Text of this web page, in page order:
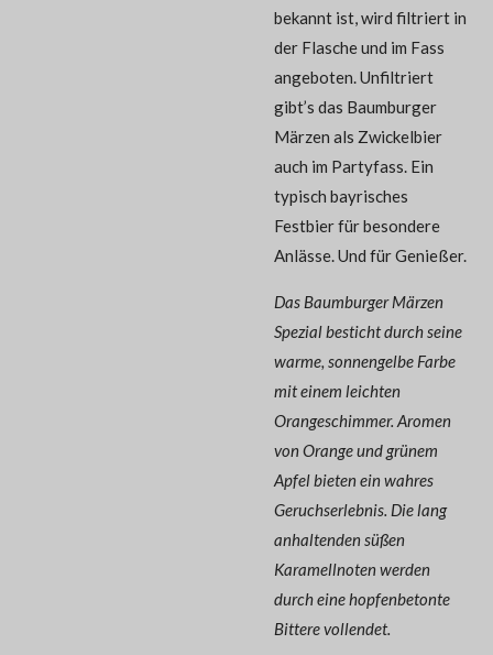
bekannt ist, wird filtriert in
der Flasche und im Fass
angeboten. Unfiltriert
gibt’s das Baumburger
Märzen als Zwickelbier
auch im Partyfass. Ein
typisch bayrisches
Festbier für besondere
Anlässe. Und für Genießer.
Das Baumburger Märzen
Spezial besticht durch seine
warme, sonnengelbe Farbe
mit einem leichten
Orangeschimmer. Aromen
von Orange und grünem
Apfel bieten ein wahres
Geruchserlebnis. Die lang
anhaltenden süßen
Karamellnoten werden
durch eine hopfenbetonte
Bittere vollendet.